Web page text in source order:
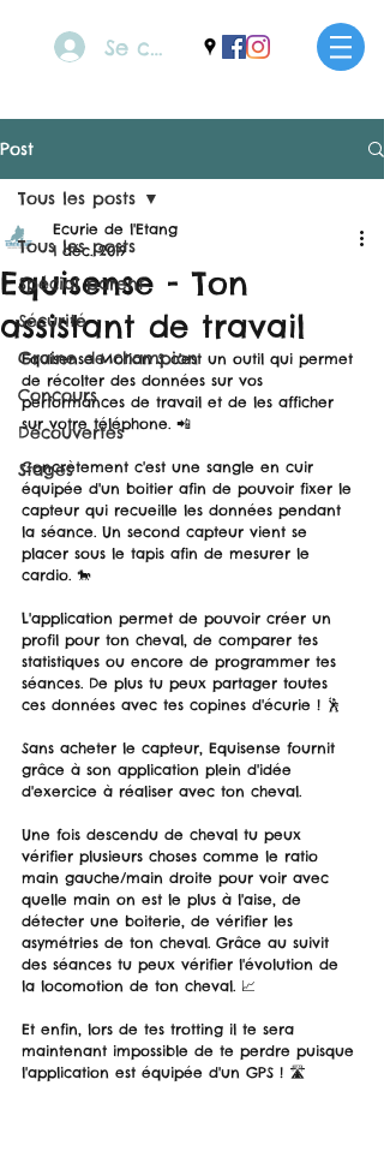
Se connecter
Post
Tous les posts
Spécial parent
Sécurité
Graine de champion
Concours
Découvertes
Stages
Tous les posts
Equisense - Ton
assistant de travail
Ecurie de l'Etang
1 déc. 2019
Equisense Motion S c'est un outil qui permet
de récolter des données sur vos
performances de travail et de les afficher
sur votre téléphone. 📲
Concrètement c'est une sangle en cuir
équipée d'un boitier afin de pouvoir fixer le
capteur qui recueille les données pendant
la séance. Un second capteur vient se
placer sous le tapis afin de mesurer le
cardio. 🐎
L'application permet de pouvoir créer un
profil pour ton cheval, de comparer tes
statistiques ou encore de programmer tes
séances. De plus tu peux partager toutes
ces données avec tes copines d'écurie ! 🕺
Sans acheter le capteur, Equisense fournit
grâce à son application plein d'idée
d'exercice à réaliser avec ton cheval.
Une fois descendu de cheval tu peux
vérifier plusieurs choses comme le ratio
main gauche/main droite pour voir avec
quelle main on est le plus à l'aise, de
détecter une boiterie, de vérifier les
asymétries de ton cheval. Grâce au suivit
des séances tu peux vérifier l'évolution de
la locomotion de ton cheval. 📈
Et enfin, lors de tes trotting il te sera
maintenant impossible de te perdre puisque
l'application est équipée d'un GPS ! 🛣